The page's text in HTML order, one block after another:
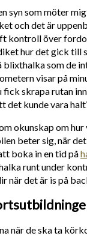
syn som möter
och det är
kontroll över
hur det gick till
som de
visar på
skrapa rutan
det kunde vara
okunskap om
beter sig, när
boka in en tid på
runt under
när det är is på
när de ska ta